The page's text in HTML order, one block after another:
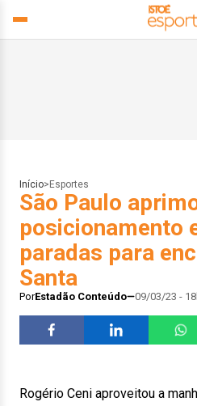
Início> Esportes
São Paulo
posicionamento
paradas para
Santa
PorEstadão Conteúdo 09/03/23 -
Rogério Ceni aproveitou a